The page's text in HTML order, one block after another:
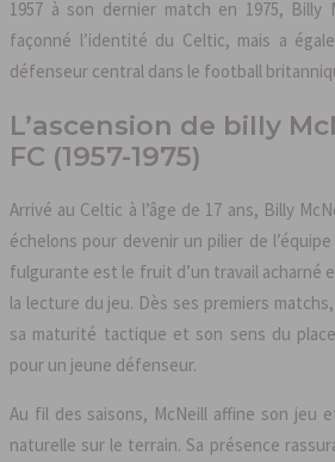
1957 à son dernier match en 1975, Billy
façonné l’identité du Celtic, mais a
défenseur central dans le football
L’ascension de billy
FC (1957-1975)
Arrivé au Celtic à l’âge de 17 ans, Billy
échelons pour devenir un pilier de
fulgurante est le fruit d’un travail acharné
la lecture du jeu. Dès ses premiers
sa maturité tactique et son sens du
pour un jeune défenseur.
Au fil des saisons, McNeill affine son jeu
naturelle sur le terrain. Sa présence